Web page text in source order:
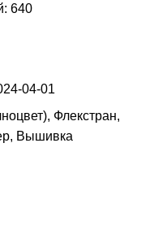
640
04-01
Флекстран,
Вышивка